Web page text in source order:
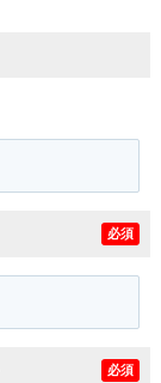
必須
必須